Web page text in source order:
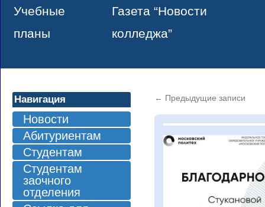
content
Учебные
планы
Газета “Новости
колледжа”
← Предыдущие записи
Навигация
Новости
Абитуриентам
Студентам
Студентам
заочного
отделения